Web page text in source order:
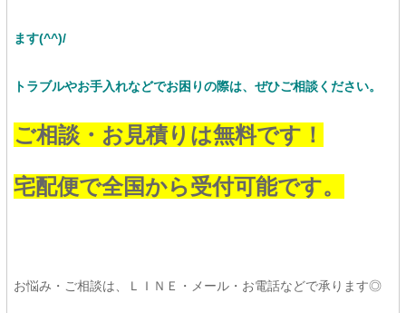
ます(^^)/
トラブルやお手入れなどでお困りの際は、ぜひご相談ください。
ご相談・お見積りは無料です！
宅配便で全国から受付可能です。
お悩み・ご相談は、ＬＩＮＥ・メール・お電話などで承ります◎